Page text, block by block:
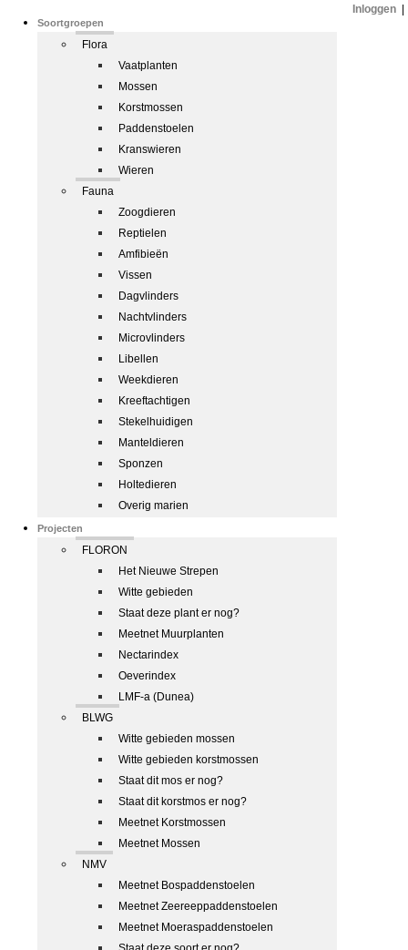
Soortgroepen
Flora
Vaatplanten
Mossen
Korstmossen
Paddenstoelen
Kranswieren
Wieren
Fauna
Zoogdieren
Reptielen
Amfibieën
Vissen
Dagvlinders
Nachtvlinders
Microvlinders
Libellen
Weekdieren
Kreeftachtigen
Stekelhuidigen
Manteldieren
Sponzen
Holtedieren
Overig marien
Projecten
FLORON
Het Nieuwe Strepen
Witte gebieden
Staat deze plant er nog?
Meetnet Muurplanten
Nectarindex
Oeverindex
LMF-a (Dunea)
BLWG
Witte gebieden mossen
Witte gebieden korstmossen
Staat dit mos er nog?
Staat dit korstmos er nog?
Meetnet Korstmossen
Meetnet Mossen
NMV
Meetnet Bospaddenstoelen
Meetnet Zeereeppaddenstoelen
Meetnet Moeraspaddenstoelen
Inloggen